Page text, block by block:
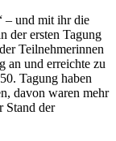
– und mit ihr die
der ersten Tagung
Teilnehmerinnen
an und erreichte zu
Tagung haben
davon waren mehr
Stand der